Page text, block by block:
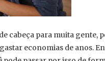
cabeça para muita gente,
economias de anos.